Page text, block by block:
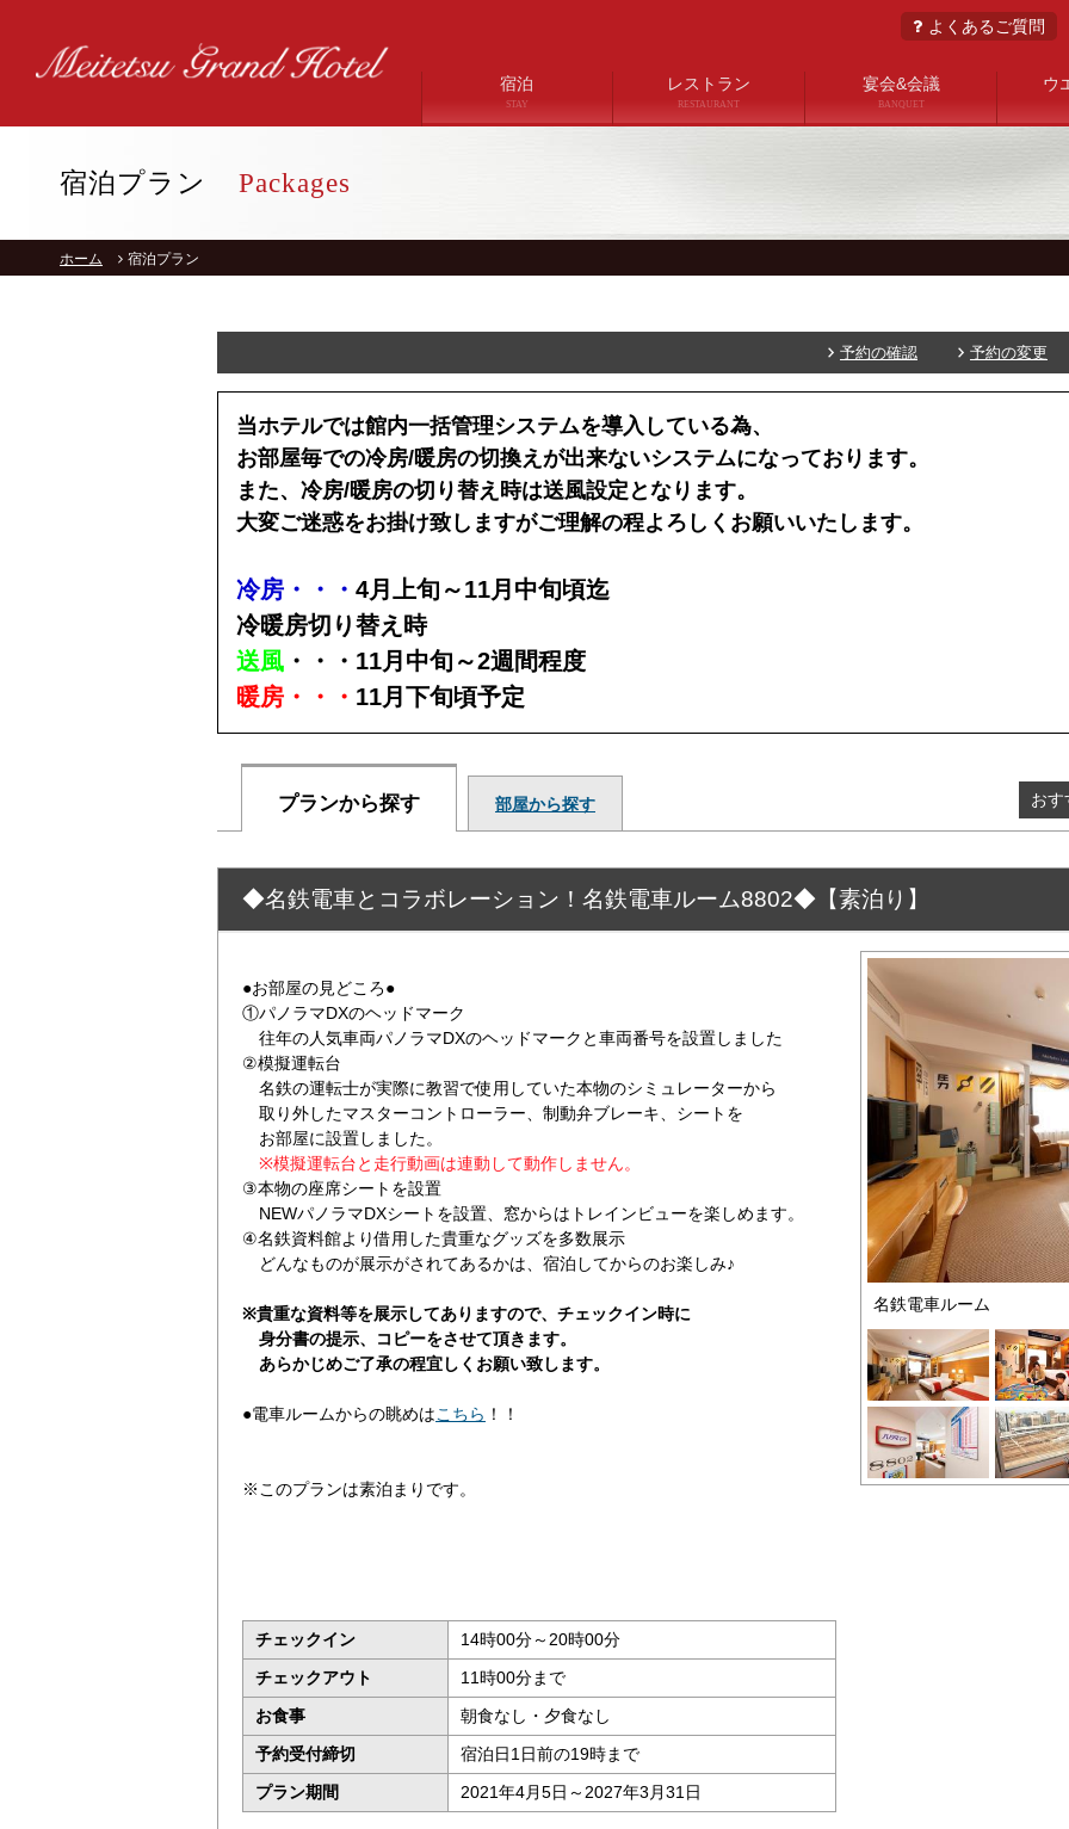
宿泊
STAY
レストラン
RESTAURANT
宴会&会議
BANQUET
ウ
よくあるご質問
宿泊プラン Packages
ホーム 宿泊プラン
予約の確認 予約の変更
当ホテルでは館内一括管理システムを導入している為、
お部屋毎での冷房/暖房の切換えが出来ないシステムになっております。
また、冷房/暖房の切り替え時は送風設定となります。
大変ご迷惑をお掛け致しますがご理解の程よろしくお願いいたします。
冷房・・・ 4月上旬～11月中旬頃迄
冷暖房切り替え時
送風 ・・・11月中旬～2週間程度
暖房・・・ 11月下旬頃予定
プランから探す 部屋から探す おす
◆名鉄電車とコラボレーション！名鉄電車ルーム8802◆【素泊り】
●お部屋の見どころ●
①パノラマDXのヘッドマーク
往年の人気車両パノラマDXのヘッドマークと車両番号を設置しました
②模擬運転台
名鉄の運転士が実際に教習で使用していた本物のシミュレーターから
取り外したマスターコントローラー、制動弁ブレーキ、シートを
お部屋に設置しました。
※模擬運転台と走行動画は連動して動作しません。
③本物の座席シートを設置
NEWパノラマDXシートを設置、窓からはトレインビューを楽しめます。
④名鉄資料館より借用した貴重なグッズを多数展示
どんなものが展示がされてあるかは、宿泊してからのお楽しみ♪
※貴重な資料等を展示してありますので、チェックイン時に
身分書の提示、コピーをさせて頂きます。
あらかじめご了承の程宜しくお願い致します。
●電車ルームからの眺めはこちら ！！
※このプランは素泊まりです。
チェックイン
14時00分～20時00分
チェックアウト
11時00分まで
お食事
朝食なし・夕食なし
予約受付締切
宿泊日1日前の19時まで
プラン期間
2021年4月5日～2027年3月31日
名鉄電車ルーム